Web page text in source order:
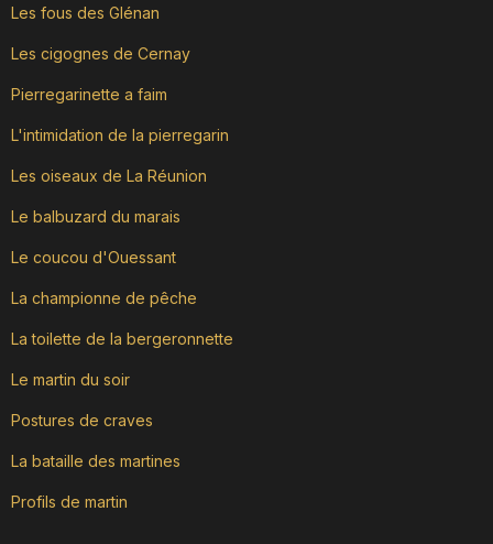
Les fous des Glénan
Les cigognes de Cernay
Pierregarinette a faim
L'intimidation de la pierregarin
Les oiseaux de La Réunion
Le balbuzard du marais
Le coucou d'Ouessant
La championne de pêche
La toilette de la bergeronnette
Le martin du soir
Postures de craves
La bataille des martines
Profils de martin